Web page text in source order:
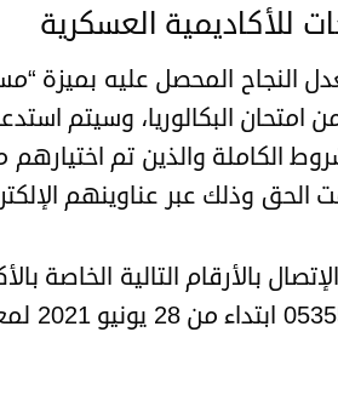
للأكاديمية العسكرية
النجاح المحصل عليه
البكالوريا، وسيتم
الكاملة والذين تم اختيارهم
الحق وذلك عبر عناوينهم
بالأرقام التالية الخاصة